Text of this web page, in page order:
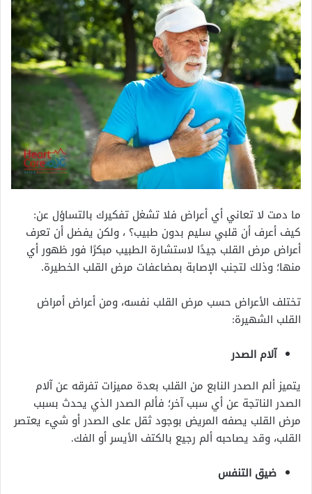
ما دمت لا تعاني أي أعراض فلا تشغل تفكيرك بالتساؤل عن:
كيف أعرف أن قلبي سليم بدون طبيب؟ ، ولكن يفضل أن تعرف
أعراض مرض القلب جيدًا لاستشارة الطبيب مبكرًا فور ظهور أي
منها؛ وذلك لتجنب الإصابة بمضاعفات مرض القلب الخطيرة.
تختلف الأعراض حسب مرض القلب نفسه، ومن أعراض أمراض
القلب الشهيرة:
آلام الصدر
يتميز ألم الصدر النابع من القلب بعدة مميزات تفرقه عن آلام
الصدر الناتجة عن أي سبب آخر؛ فألم الصدر الذي يحدث بسبب
مرض القلب يصفه المريض بوجود ثقل على الصدر أو شيء يعتصر
القلب، وقد يصاحبه ألم رجيع بالكتف الأيسر أو الفك.
ضيق التنفس